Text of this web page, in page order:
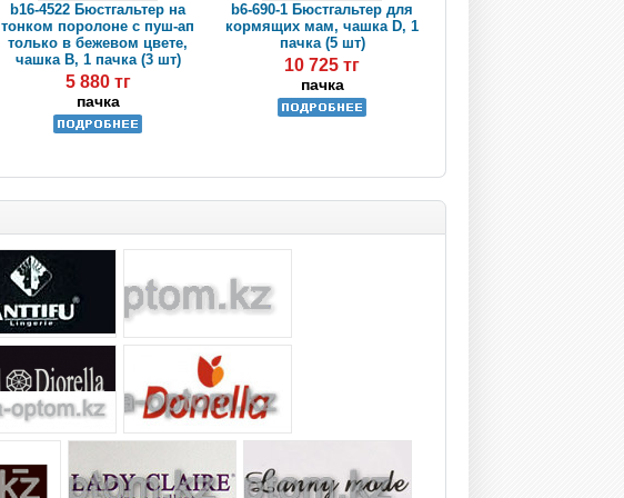
b16-4522 Бюстгальтер на
тонком поролоне с пуш-ап
только в бежевом цвете,
чашка B, 1 пачка (3 шт)
5 880 тг
пачка
b6-690-1 Бюстгальтер для
кормящих мам, чашка D, 1
пачка (5 шт)
10 725 тг
пачка